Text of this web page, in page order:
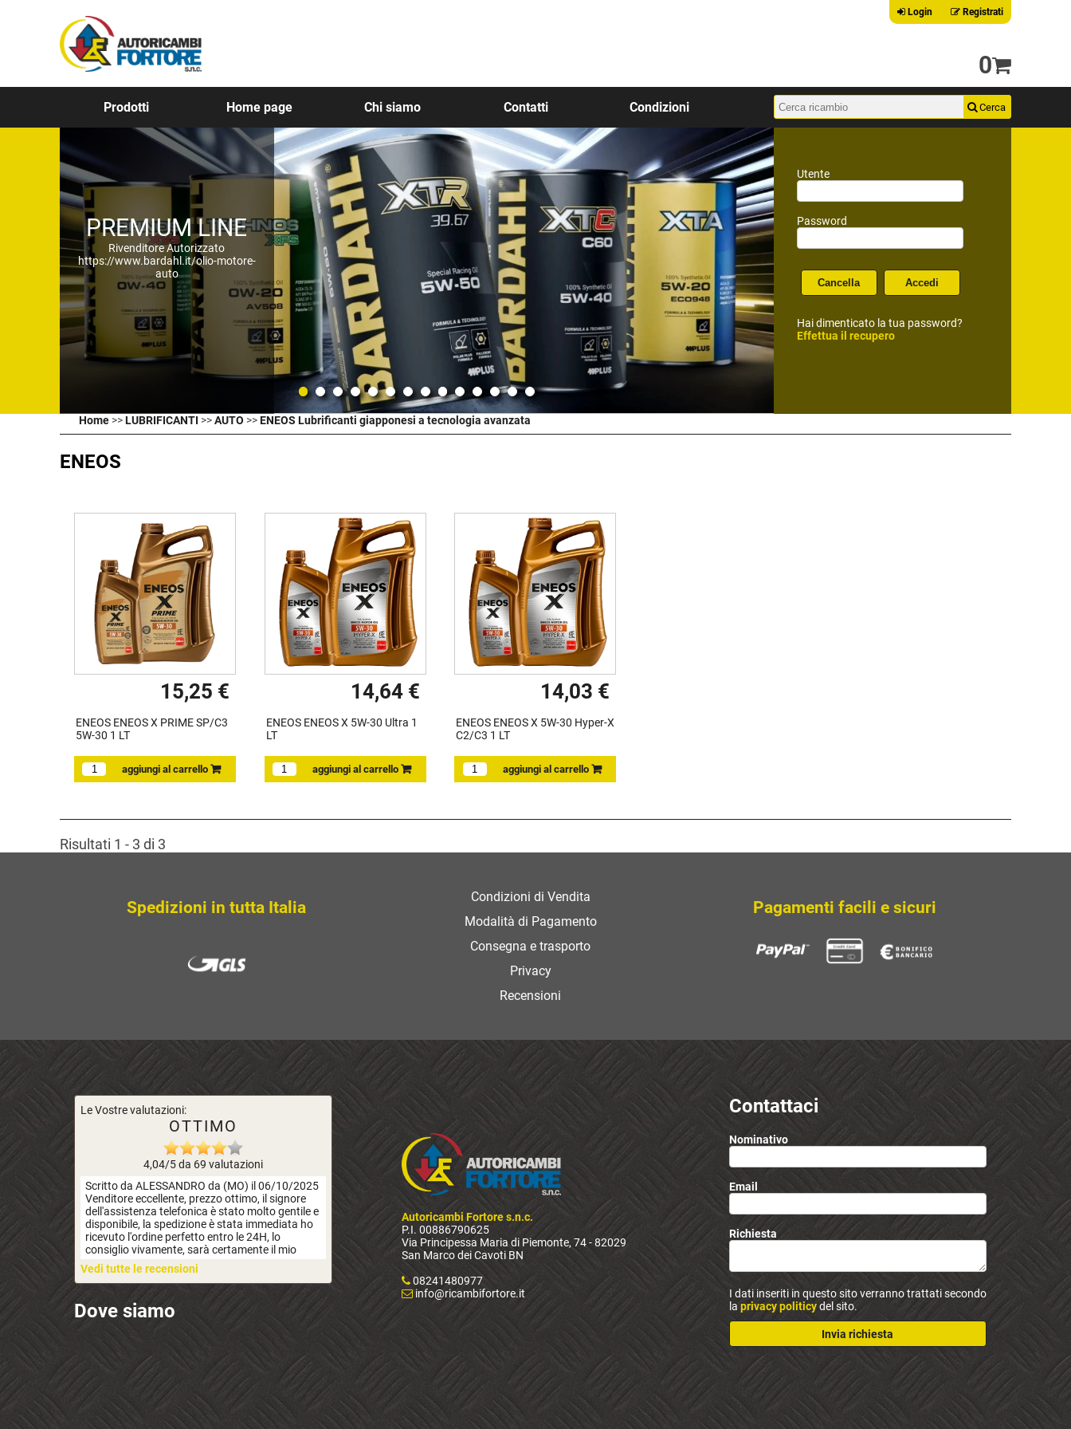
Login Registrati
0
Prodotti Home page Chi siamo Contatti Condizioni
Utente
Password
Hai dimenticato la tua password?
Effettua il recupero
PREMIUM LINE
Rivenditore Autorizzato
https://www.bardahl.it/olio-motore-
auto
Home>>LUBRIFICANTI >>AUTO >>ENEOS Lubrificanti giapponesi a tecnologia avanzata
ENEOS
15,25 €
ENEOS ENEOS X PRIME SP/C3
5W-30 1 LT
14,64 €
ENEOS ENEOS X 5W-30 Ultra 1
LT
14,03 €
ENEOS ENEOS X 5W-30 Hyper-X
C2/C3 1 LT
Risultati 1 - 3 di 3
Spedizioni in tutta Italia
Condizioni di Vendita
Modalità di Pagamento
Consegna e trasporto
Privacy
Recensioni
Pagamenti facili e sicuri
Le Vostre valutazioni:
OTTIMO
4,04/5 da 69 valutazioni
Scritto da ALESSANDRO da (MO) il 06/10/2025
Venditore eccellente, prezzo ottimo, il signore
dell'assistenza telefonica è stato molto gentile e
disponibile, la spedizione è stata immediata ho
ricevuto l'ordine perfetto entro le 24H, lo
consiglio vivamente, sarà certamente il mio
Vedi tutte le recensioni
Dove siamo
Autoricambi Fortore s.n.c.
P.I. 00886790625
Via Principessa Maria di Piemonte, 74 - 82029
San Marco dei Cavoti BN
08241480977
info@ricambifortore.it
Contattaci
Nominativo
Email
Richiesta
I dati inseriti in questo sito verranno trattati secondo
la privacy politicydel sito.
Invia richiesta